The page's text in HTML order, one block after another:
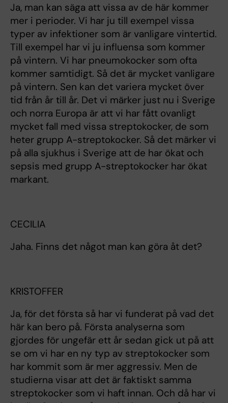
Ja, man kan säga att vissa av de här kommer
mer i perioder. Vi har ju till exempel vissa
typer av infektioner som är vanligare vintertid.
Till exempel har vi ju influensa som kommer
på vintern. Vi har pneumokocker som ofta
kommer samtidigt. Så det är mycket vanligare
på vintern. Sen kan det variera mycket över
tid från år till år. Det vi märker just nu i Sverige
och norra Europa är att vi har fått ovanligt
mycket fall med vissa streptokocker, de som
heter grupp A-streptokocker. Så det märker vi
på alla sjukhus i Sverige att de har ökat och
sepsis med grupp A-streptokocker har ökat
markant.
CECILIA
Jaha. Finns det något man kan göra åt det?
KRISTOFFER
Ja, för det första så har vi funderat på vad det
här kan bero på. Första analyserna som
gjordes för ungefär ett år sedan gick ut på att
se om vi har en ny typ av streptokocker som
har kommit som är mer aggressiv. Men de
studierna visar att det är faktiskt samma
streptokocker som vi haft innan. Och då har vi